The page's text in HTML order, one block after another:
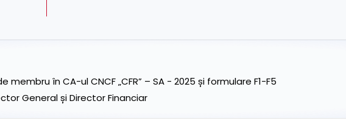
în CA-ul CNCF „CFR” – SA - 2025 și formulare F1-F5
General și Director Financiar